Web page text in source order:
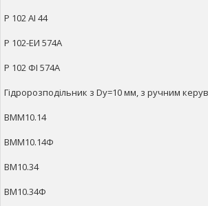
Р 102 АІ 44
Р 102-ЕИ 574А
Р 102 ФІ 574А
Гідророзподільник з Dy=10 мм, з ручним
ВММ10.14
ВММ10.14Ф
ВМ10.34
ВМ10.34Ф